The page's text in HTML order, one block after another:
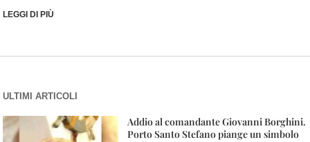
LEGGI DI PIÙ
ULTIMI ARTICOLI
Addio al comandante Giovanni Borghini.
Porto Santo Stefano piange un simbolo